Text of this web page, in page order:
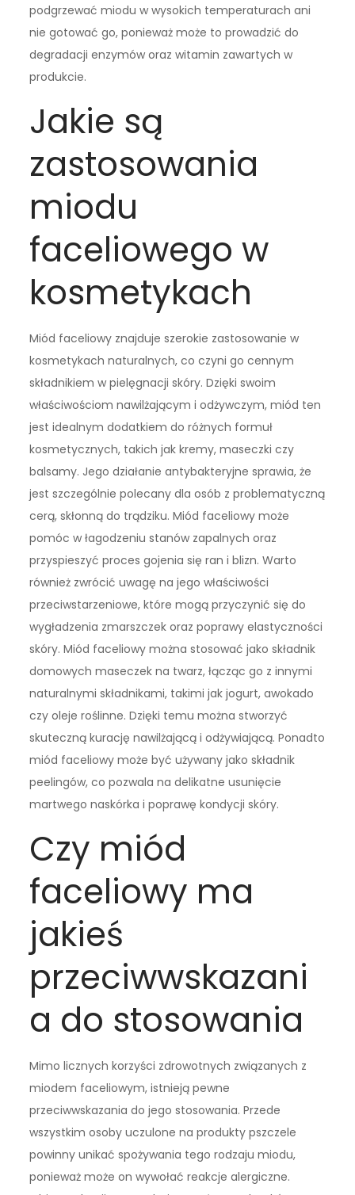
podgrzewać miodu w wysokich temperaturach ani
nie gotować go, ponieważ może to prowadzić do
degradacji enzymów oraz witamin zawartych w
produkcie.
Jakie są
zastosowania
miodu
faceliowego w
kosmetykach
Miód faceliowy znajduje szerokie zastosowanie w
kosmetykach naturalnych, co czyni go cennym
składnikiem w pielęgnacji skóry. Dzięki swoim
właściwościom nawilżającym i odżywczym, miód ten
jest idealnym dodatkiem do różnych formuł
kosmetycznych, takich jak kremy, maseczki czy
balsamy. Jego działanie antybakteryjne sprawia, że
jest szczególnie polecany dla osób z problematyczną
cerą, skłonną do trądziku. Miód faceliowy może
pomóc w łagodzeniu stanów zapalnych oraz
przyspieszyć proces gojenia się ran i blizn. Warto
również zwrócić uwagę na jego właściwości
przeciwstarzeniowe, które mogą przyczynić się do
wygładzenia zmarszczek oraz poprawy elastyczności
skóry. Miód faceliowy można stosować jako składnik
domowych maseczek na twarz, łącząc go z innymi
naturalnymi składnikami, takimi jak jogurt, awokado
czy oleje roślinne. Dzięki temu można stworzyć
skuteczną kurację nawilżającą i odżywiającą. Ponadto
miód faceliowy może być używany jako składnik
peelingów, co pozwala na delikatne usunięcie
martwego naskórka i poprawę kondycji skóry.
Czy miód
faceliowy ma
jakieś
przeciwwskazani
a do stosowania
Mimo licznych korzyści zdrowotnych związanych z
miodem faceliowym, istnieją pewne
przeciwwskazania do jego stosowania. Przede
wszystkim osoby uczulone na produkty pszczele
powinny unikać spożywania tego rodzaju miodu,
ponieważ może on wywołać reakcje alergiczne.